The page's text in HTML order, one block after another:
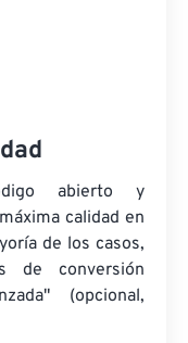
abierto y
calidad en
de los casos,
de conversión
(opcional,